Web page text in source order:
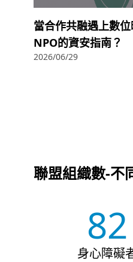
當合作共融遇上數
NPO的資安指南？
2026/06/29
聯盟組織數-不
82
身心障礙